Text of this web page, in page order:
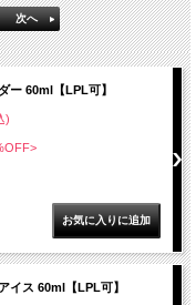
次へ
ー 60ml【LPL可】
)
イス 60ml【LPL可】